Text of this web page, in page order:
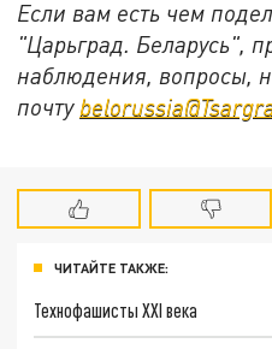
Если вам есть чем
"Царьград. Беларусь",
наблюдения, вопросы,
почту
ЧИТАЙТЕ ТАКЖЕ:
Технофашисты XXI века